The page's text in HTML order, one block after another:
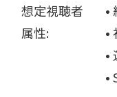
想定視聴者
属性:
•
•
•
•